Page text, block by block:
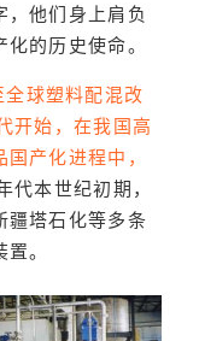
他们身上肩负
的历史使命。
球塑料配混改
开始，在我国高
产化进程中，
代本世纪初期，
疆塔石化等多条
。